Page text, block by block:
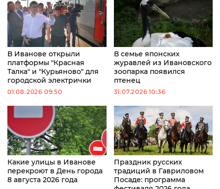
В Иванове открыли
платформы "Красная
Талка" и "Курьяново" для
городской электрички
01.08.2026 09:50
В семье японских
журавлей из Ивановского
зоопарка появился
птенец
31.07.2026 10:36
Какие улицы в Иванове
перекроют в День города
8 августа 2026 года
Праздник русских
традиций в Гавриловом
Посаде: программа